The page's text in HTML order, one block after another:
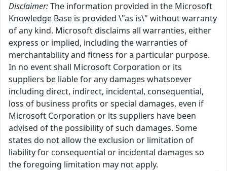
Disclaimer:The information provided in the Microsoft
Knowledge Base is provided \"as is\" without warranty
of any kind. Microsoft disclaims all warranties, either
express or implied, including the warranties of
merchantability and fitness for a particular purpose.
In no event shall Microsoft Corporation or its
suppliers be liable for any damages whatsoever
including direct, indirect, incidental, consequential,
loss of business profits or special damages, even if
Microsoft Corporation or its suppliers have been
advised of the possibility of such damages. Some
states do not allow the exclusion or limitation of
liability for consequential or incidental damages so
the foregoing limitation may not apply.